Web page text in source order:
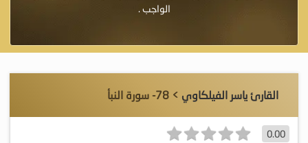
الواجب .
القارئ ياسر الفيلكاوي > 78- سورة النبأ
0.00